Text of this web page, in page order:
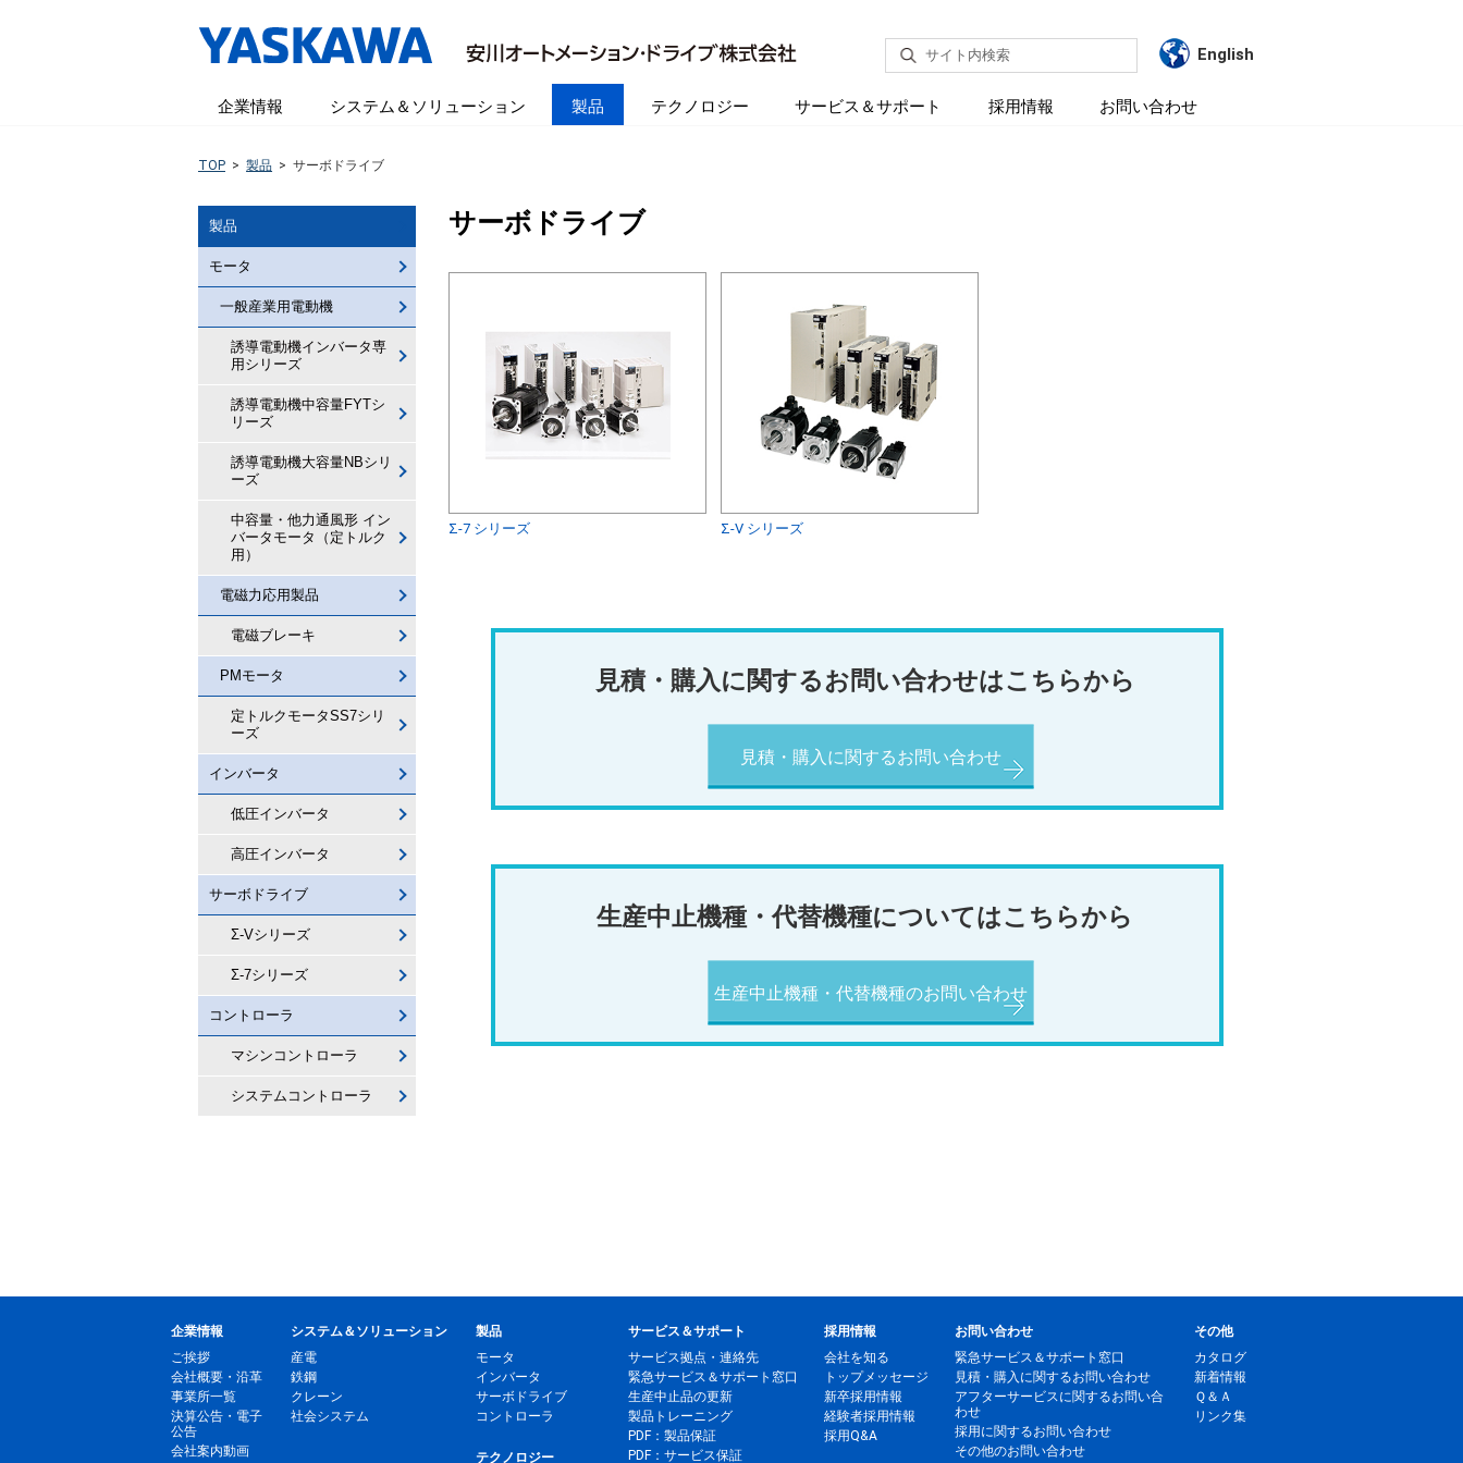
English
サイト内検索
企業情報 システム＆ソリューション 製品 テクノロジー サービス＆サポート 採用情報 お問い合わせ
TOP > 製品 > サーボドライブ
サーボドライブ
Σ-7 シリーズ Σ-V シリーズ
見積・購入に関するお問い合わせはこちらから
見積・購入に関するお問い合わせ
生産中止機種・代替機種についてはこちらから
生産中止機種・代替機種のお問い合わせ
製品
モータ
一般産業用電動機
誘導電動機インバータ専
用シリーズ
誘導電動機中容量FYTシ
リーズ
誘導電動機大容量NBシリ
ーズ
中容量・他力通風形 イン
バータモータ（定トルク
用）
電磁力応用製品
電磁ブレーキ
PMモータ
定トルクモータSS7シリ
ーズ
インバータ
低圧インバータ
高圧インバータ
サーボドライブ
Σ-Vシリーズ
Σ-7シリーズ
コントローラ
マシンコントローラ
システムコントローラ
企業情報
ご挨拶
会社概要・沿革
事業所一覧
決算公告・電子
公告
会社案内動画
システム＆ソリューション
産電
鉄鋼
クレーン
社会システム
製品
モータ
インバータ
サーボドライブ
コントローラ
テクノロジー
サービス＆サポート
サービス拠点・連絡先
緊急サービス＆サポート窓口
生産中止品の更新
製品トレーニング
PDF：製品保証
PDF：サービス保証
採用情報
会社を知る
トップメッセージ
新卒採用情報
経験者採用情報
採用Q&A
お問い合わせ
緊急サービス＆サポート窓口
見積・購入に関するお問い合わせ
アフターサービスに関するお問い合
わせ
採用に関するお問い合わせ
その他のお問い合わせ
その他
カタログ
新着情報
Ｑ＆Ａ
リンク集